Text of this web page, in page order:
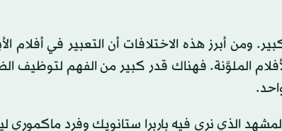
ومن أبرز هذه الاختلافات أن التعبير في أفلام
الملوَّنة. فهناك قدر كبير من الفهم لتوظيف
الذي نرى فيه باربرا ستانويك وفرد ماكموري